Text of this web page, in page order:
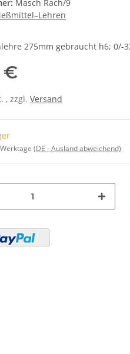
Masch Rach/9
275mm gebraucht h6; 0/-
€
, zzgl. Versand
(DE - Ausland abweichend)